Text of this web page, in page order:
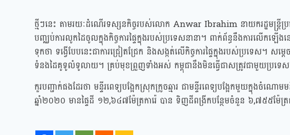
ថ្មីៗនេះ តាមរយៈដំណើរទស្សនកិច្ចរបស់លោក Anwar Ibrahim នាយករដ្ឋមន្ត្
បញ្ឈប់ការលូកដៃចូលក្នុងកិច្ចការផ្ទៃក្នុងរបស់ប្រទេសនានា។ ពាក់ព័ន្ធនឹងការលើកឡ
ទុកថា ទង្វើបែបនេះជាការជ្រៀតជ្រែក និងសង្កត់លើកិច្ចការផ្ទៃក្នុងរបស់ប្រទេស។ សម្
ទំនងដៃគូទូលំទូលាយ។ គ្រប់មុខព្រួញទាំងអស់ កម្ពុជានឹងមិនធ្វើជាសត្រូវជាមួយប្រទ
កួរបញ្ជាក់ផងដែរថា មន្ទីរពេទ្យបង្អែកស្រុកក្រូចឆ្មារ ជាមន្ទីរពេទ្យបង្អែកមួយក្នុងចំណោ
ឆ្នាំ២០២០ មានផ្ទៃដី ១២,៦៤៧ម៉ែត្រការ៉េ បាន ទិញដីពង្រីកបន្ថែមចំនួន ៦,៧៥៥ម៉ែត្